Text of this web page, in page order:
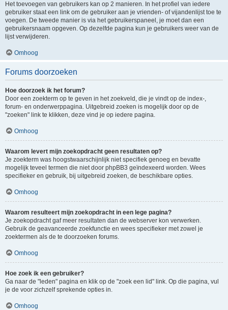
Het toevoegen van gebruikers kan op 2 manieren. In het profiel van iedere
gebruiker staat een link om de gebruiker aan je vrienden- of vijandenlijst toe te
voegen. De tweede manier is via het gebruikerspaneel, je moet dan een
gebruikersnaam opgeven. Op dezelfde pagina kun je gebruikers weer van de
lijst verwijderen.
Omhoog
Forums doorzoeken
Hoe doorzoek ik het forum?
Door een zoekterm op te geven in het zoekveld, die je vindt op de index-,
forum- en onderwerppagina. Uitgebreid zoeken is mogelijk door op de
"zoeken" link te klikken, deze vind je op iedere pagina.
Omhoog
Waarom levert mijn zoekopdracht geen resultaten op?
Je zoekterm was hoogstwaarschijnlijk niet specifiek genoeg en bevatte
mogelijk teveel termen die niet door phpBB3 geïndexeerd worden. Wees
specifieker en gebruik, bij uitgebreid zoeken, de beschikbare opties.
Omhoog
Waarom resulteert mijn zoekopdracht in een lege pagina?
Je zoekopdracht gaf meer resultaten dan de webserver kon verwerken.
Gebruik de geavanceerde zoekfunctie en wees specifieker met zowel je
zoektermen als de te doorzoeken forums.
Omhoog
Hoe zoek ik een gebruiker?
Ga naar de "leden" pagina en klik op de "zoek een lid" link. Op die pagina, vul
je de voor zichzelf sprekende opties in.
Omhoog